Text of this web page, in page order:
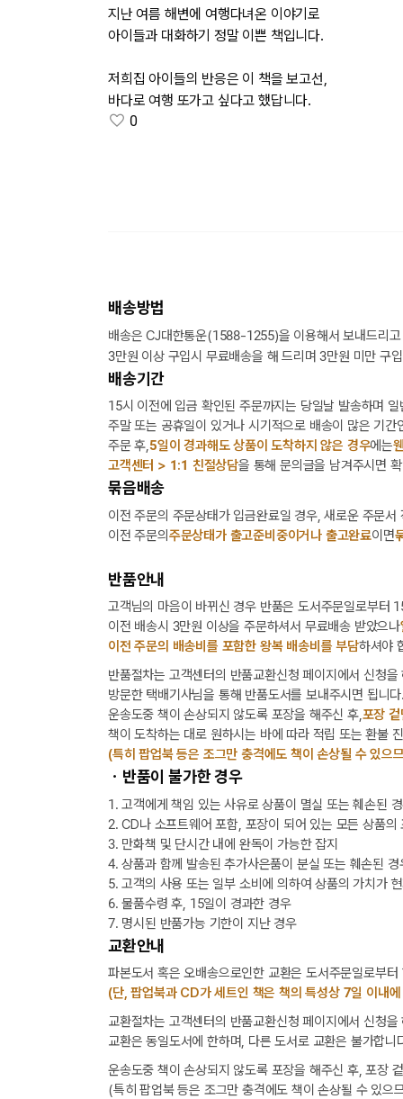
지난 여름 해변에 여행다녀온 이야기로
아이들과 대화하기 정말 이쁜 책입니다.
저희집 아이들의 반응은 이 책을 보고선,
바다로 여행 또가고 싶다고 했답니다.
0
배송방법
배송은 CJ대한통운(1588-1255)을 이용해서 보내드리
3만원 이상 구입시 무료배송을 해 드리며 3만원 미만 구
배송기간
15시 이전에 입금 확인된 주문까지는 당일날 발송하며
주말 또는 공휴일이 있거나 시기적으로 배송이 많은 기
주문 후,5일이 경과해도 상품이 도착하지 않은 경우에는
고객센터 > 1:1 친절상담을 통해 문의글을 남겨주시면
묶음배송
이전 주문의 주문상태가 입금완료일 경우, 새로운 주문
이전 주문의 주문상태가 출고준비중이거나 출고완료이면
반품안내
고객님의 마음이 바뀌신 경우 반품은 도서주문일로부터
이전 배송시 3만원 이상을 주문하셔서 무료배송 받았으나
이전 주문의 배송비를 포함한 왕복 배송비를 부담하셔야
반품절차는 고객센터의 반품교환신청 페이지에서 신청
방문한 택배기사님을 통해 반품도서를 보내주시면 됩니
운송도중 책이 손상되지 않도록 포장을 해주신 후,포장
책이 도착하는 대로 원하시는 바에 따라 적립 또는 환불
(특히 팝업북 등은 조그만 충격에도 책이 손상될 수 있으
ㆍ반품이 불가한 경우
1. 고객에게 책임 있는 사유로 상품이 멸실 또는 훼손된
2. CD나 소프트웨어 포함, 포장이 되어 있는 모든 상품의
3. 만화책 및 단시간 내에 완독이 가능한 잡지
4. 상품과 함께 발송된 추가사은품이 분실 또는 훼손된 경
5. 고객의 사용 또는 일부 소비에 의하여 상품의 가치가
6. 물품수령 후, 15일이 경과한 경우
7. 명시된 반품가능 기한이 지난 경우
교환안내
파본도서 혹은 오배송으로인한 교환은 도서주문일로부
(단, 팝업북과 CD가 세트인 책은 책의 특성상 7일 이내
교환절차는 고객센터의 반품교환신청 페이지에서 신청
교환은 동일도서에 한하며, 다른 도서로 교환은 불가합니
운송도중 책이 손상되지 않도록 포장을 해주신 후, 포장
(특히 팝업북 등은 조그만 충격에도 책이 손상될 수 있으